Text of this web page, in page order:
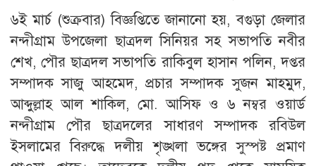
৬ই মার্চ (শুক্রবার) বিজ্ঞপ্তিতে জানানো হয়, বগুড়া জেলার
নন্দীগ্রাম উপজেলা ছাত্রদল সিনিয়র সহ সভাপতি নবীর
শেখ, পৌর ছাত্রদল সভাপতি রাকিবুল হাসান পলিন, দপ্তর
সম্পাদক সাজু আহমেদ, প্রচার সম্পাদক সুজন মাহমুদ,
আব্দুল্লাহ আল শাকিল, মো. আসিফ ও ৬ নম্বর ওয়ার্ড
নন্দীগ্রাম পৌর ছাত্রদলের সাধারণ সম্পাদক রবিউল
ইসলামের বিরুদ্ধে দলীয় শৃঙ্খলা ভঙ্গের সুস্পষ্ট প্রমাণ